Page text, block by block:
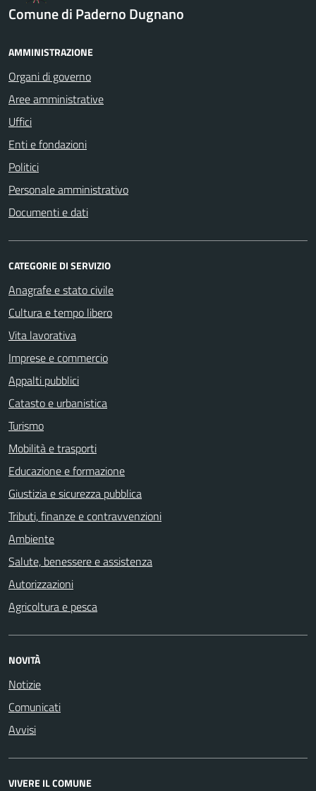
Comune di Paderno Dugnano
AMMINISTRAZIONE
Organi di governo
Aree amministrative
Uffici
Enti e fondazioni
Politici
Personale amministrativo
Documenti e dati
CATEGORIE DI SERVIZIO
Anagrafe e stato civile
Cultura e tempo libero
Vita lavorativa
Imprese e commercio
Appalti pubblici
Catasto e urbanistica
Turismo
Mobilità e trasporti
Educazione e formazione
Giustizia e sicurezza pubblica
Tributi, finanze e contravvenzioni
Ambiente
Salute, benessere e assistenza
Autorizzazioni
Agricoltura e pesca
NOVITÀ
Notizie
Comunicati
Avvisi
VIVERE IL COMUNE